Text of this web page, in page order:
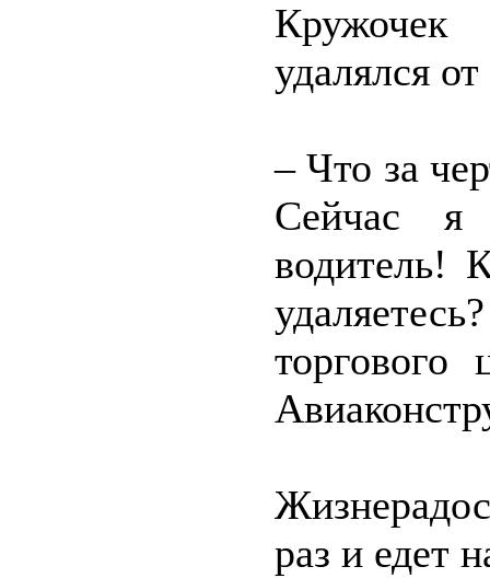
удалялся
– Что за
Сейчас
водитель!
торгового
раз и едет